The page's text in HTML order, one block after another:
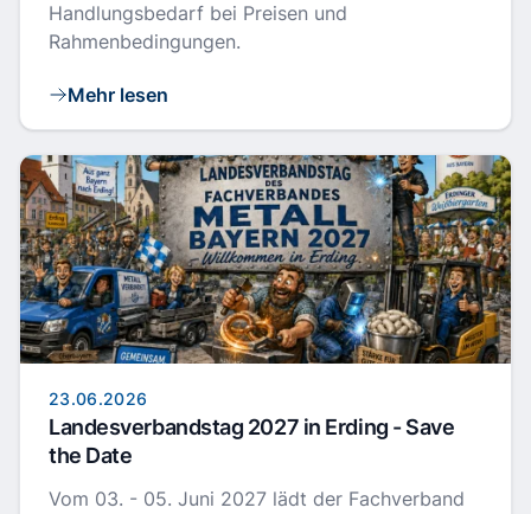
Handlungsbedarf bei Preisen und
Rahmenbedingungen.
Mehr lesen
23.06.2026
Landesverbandstag 2027 in Erding - Save
the Date
Vom 03. - 05. Juni 2027 lädt der Fachverband